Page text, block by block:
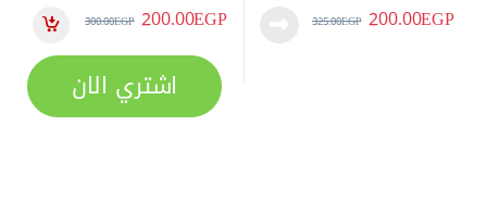
200.00EGP
325.00EGP
200.00EGP
300.00EGP
اشتري الان